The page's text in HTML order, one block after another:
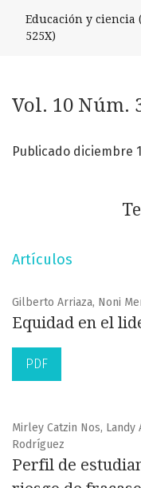
Educación y ciencia
525X)
Vol. 10 Núm.
Publicado diciembre
Artículos
Gilberto Arriaza, Noni
Equidad en el
PDF
Mirley Catzin Nos, Landy
Rodríguez
Perfil de